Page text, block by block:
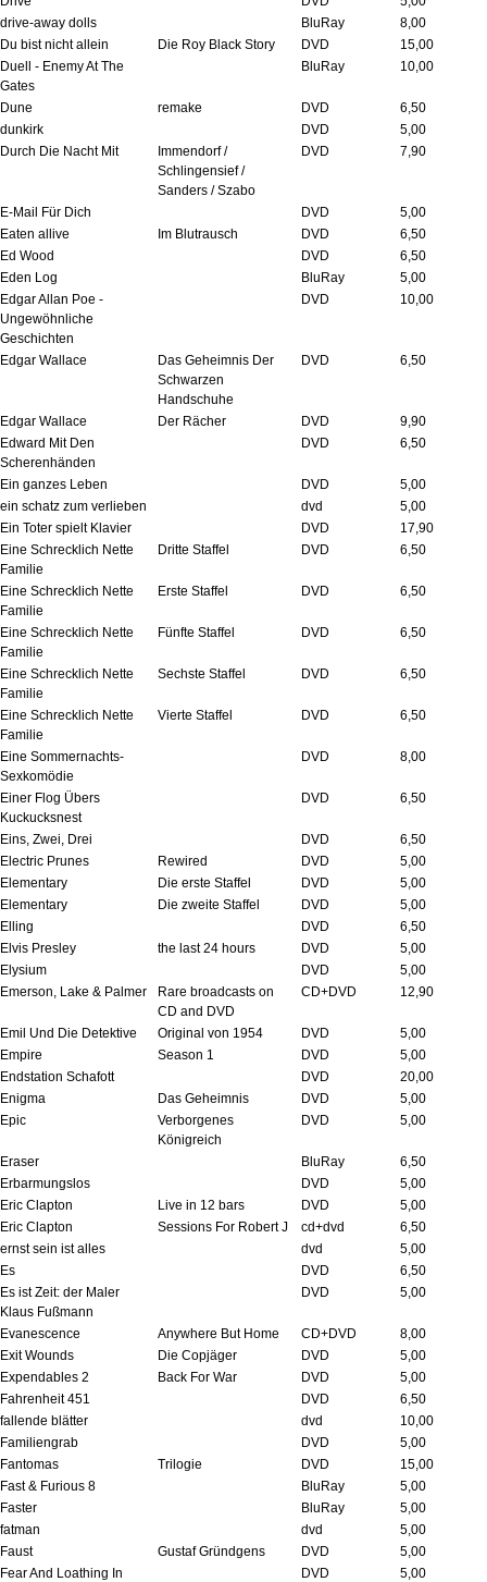
drive-away dolls
BluRay
8,00
Du bist nicht allein
Die Roy Black Story DVD
15,00
Duell - Enemy At The
Gates
BluRay 10,00
Dune remake DVD
6,50
dunkirk
DVD
5,00
Durch Die Nacht Mit
Immendorf /
Schlingensief /
Sanders / Szabo
DVD 7,90
E-Mail Für Dich DVD
5,00
Eaten allive
Im Blutrausch DVD
6,50
Ed Wood
DVD
6,50
Eden Log
BluRay
5,00
Edgar Allan Poe -
Ungewöhnliche
Geschichten
DVD 10,00
Edgar Wallace
Das Geheimnis Der
Schwarzen
Handschuhe
DVD 6,50
Edgar Wallace Der Rächer DVD
9,90
Edward Mit Den
Scherenhänden
DVD 6,50
Ein ganzes Leben DVD
5,00
ein schatz zum verlieben
dvd
5,00
Ein Toter spielt Klavier
DVD
17,90
Eine Schrecklich Nette
Familie
Dritte Staffel DVD 6,50
Eine Schrecklich Nette
Familie
Erste Staffel DVD 6,50
Eine Schrecklich Nette
Familie
Fünfte Staffel DVD 6,50
Eine Schrecklich Nette
Familie
Sechste Staffel DVD 6,50
Eine Schrecklich Nette
Familie
Vierte Staffel DVD 6,50
Eine Sommernachts-
Sexkomödie
DVD 8,00
Einer Flog Übers
Kuckucksnest
DVD 6,50
Eins, Zwei, Drei DVD
6,50
Electric Prunes
Rewired DVD
5,00
Elementary
Die erste Staffel DVD
5,00
Elementary
Die zweite Staffel DVD
5,00
Elling
DVD
6,50
Elvis Presley
the last 24 hours DVD
5,00
Elysium
DVD
5,00
Emerson, Lake & Palmer
Rare broadcasts on
CD and DVD
CD+DVD 12,90
Emil Und Die Detektive Original von 1954 DVD
5,00
Empire
Season 1 DVD
5,00
Endstation Schafott
DVD
20,00
Enigma
Das Geheimnis DVD
5,00
Epic
Verborgenes
Königreich
DVD 5,00
Eraser BluRay
6,50
Erbarmungslos
DVD
5,00
Eric Clapton
Live in 12 bars DVD
5,00
Eric Clapton
Sessions For Robert J cd+dvd
6,50
ernst sein ist alles
dvd
5,00
Es
DVD
6,50
Es ist Zeit: der Maler
Klaus Fußmann
DVD 5,00
Evanescence Anywhere But Home CD+DVD
8,00
Exit Wounds
Die Copjäger DVD
5,00
Expendables 2
Back For War DVD
5,00
Fahrenheit 451
DVD
6,50
fallende blätter
dvd
10,00
Familiengrab
DVD
5,00
Fantomas
Trilogie DVD
15,00
Fast & Furious 8
BluRay
5,00
Faster
BluRay
5,00
fatman
dvd
5,00
Faust
Gustaf Gründgens DVD
5,00
Fear And Loathing In
DVD 5,00